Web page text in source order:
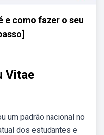
e como fazer o seu
Vitae
um padrão nacional no
dos estudantes e